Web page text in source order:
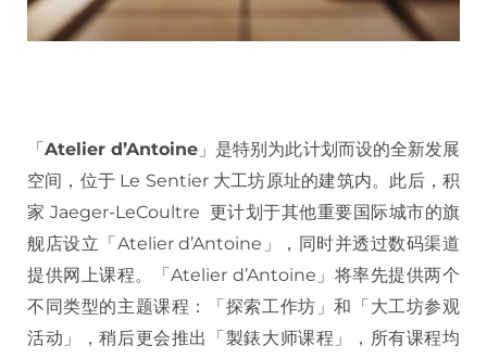
「Atelier d’Antoine 」是特别为此计划而设的全新发展
空间，位于 Le Sentier 大工坊原址的建筑内。此后，积
家 Jaeger-LeCoultre 更计划于其他重要国际城市的旗
舰店设立「Atelier d’Antoine」，同时并透过数码渠道
提供网上课程。「Atelier d’Antoine」将率先提供两个
不同类型的主题课程：「探索工作坊」和「大工坊参观
活动」，稍后更会推出「製錶大师课程」，所有课程均